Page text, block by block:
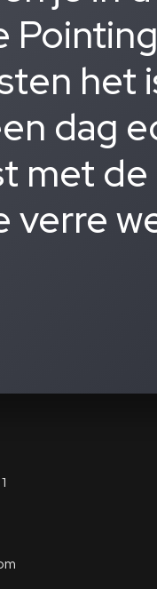
het
dag
met de
verre